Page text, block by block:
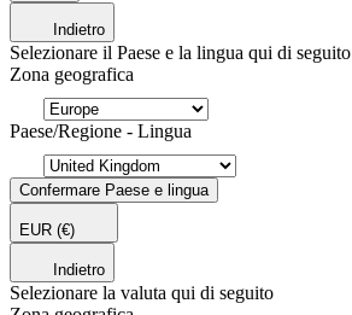
Indietro
Selezionare il Paese e la lingua qui di seguito
Zona geografica
Paese/Regione - Lingua
Confermare Paese e lingua
EUR (€)
Indietro
Selezionare la valuta qui di seguito